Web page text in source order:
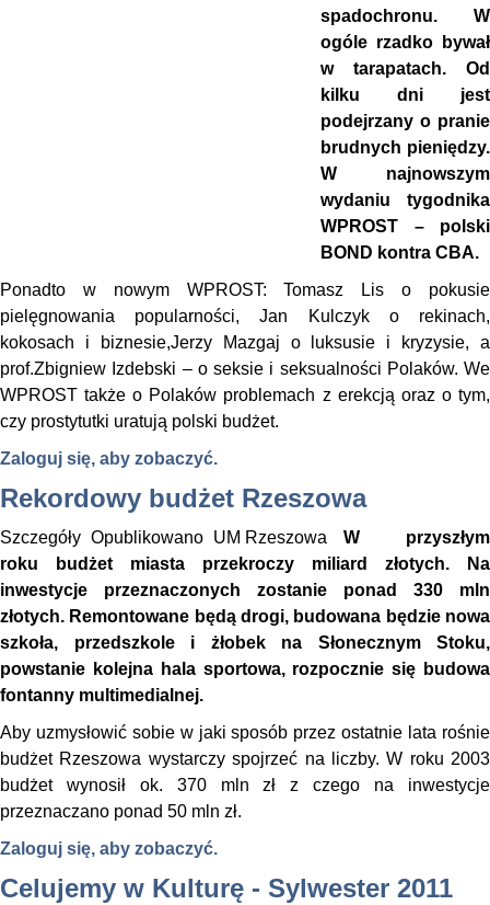
spadochronu. W
ogóle rzadko bywał
w tarapatach. Od
kilku dni jest
podejrzany o pranie
brudnych pieniędzy.
W najnowszym
wydaniu tygodnika
WPROST – polski
BOND kontra CBA.
Ponadto w nowym WPROST: Tomasz Lis o pokusie
pielęgnowania popularności, Jan Kulczyk o rekinach,
kokosach i biznesie,Jerzy Mazgaj o luksusie i kryzysie, a
prof.Zbigniew Izdebski – o seksie i seksualności Polaków. We
WPROST także o Polaków problemach z erekcją oraz o tym,
czy prostytutki uratują polski budżet.
Zaloguj się, aby zobaczyć.
Rekordowy budżet Rzeszowa
Szczegóły Opublikowano UM Rzeszowa
W przyszłym
roku budżet miasta przekroczy miliard złotych. Na
inwestycje przeznaczonych zostanie ponad 330 mln
złotych. Remontowane będą drogi, budowana będzie nowa
szkoła, przedszkole i żłobek na Słonecznym Stoku,
powstanie kolejna hala sportowa, rozpocznie się budowa
fontanny multimedialnej.
Aby uzmysłowić sobie w jaki sposób przez ostatnie lata rośnie
budżet Rzeszowa wystarczy spojrzeć na liczby. W roku 2003
budżet wynosił ok. 370 mln zł z czego na inwestycje
przeznaczano ponad 50 mln zł.
Zaloguj się, aby zobaczyć.
Celujemy w Kulturę - Sylwester 2011